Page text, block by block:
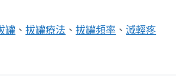
罐 、拔罐療法 、拔罐頻率 、減輕疼